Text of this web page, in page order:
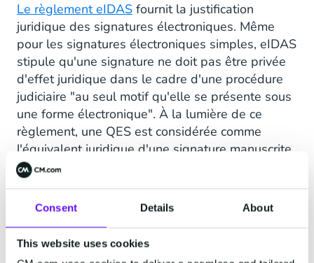
Consent Details About
This website uses cookies
Le règlement eIDAS fournit la justification
juridique des signatures électroniques. Même
pour les signatures électroniques simples, eIDAS
stipule qu'une signature ne doit pas être privée
d'effet juridique dans le cadre d'une procédure
judiciaire "au seul motif qu'elle se présente sous
une forme électronique". À la lumière de ce
règlement, une QES est considérée comme
l'équivalent juridique d'une signature manuscrite.
En dehors de l'UE, la validité juridique des
différente, mais un nombre croissant de marchés
dans le monde reconnaissent les signatures
électroniques comme juridiquement solides et